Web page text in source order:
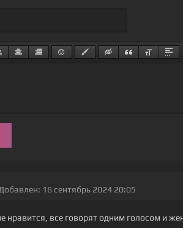
Добавлен: 16 сентябрь 2024 20:05
нравится, все говорят одним голосом и